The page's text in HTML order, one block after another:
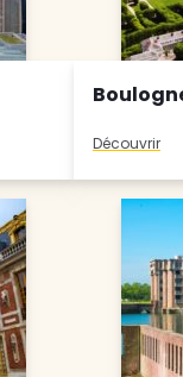
Découvrir